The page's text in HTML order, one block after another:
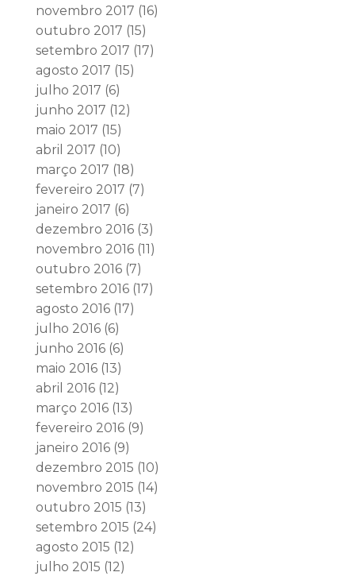
novembro 2017 (16)
outubro 2017 (15)
setembro 2017 (17)
agosto 2017 (15)
julho 2017 (6)
junho 2017 (12)
maio 2017 (15)
abril 2017 (10)
março 2017 (18)
fevereiro 2017 (7)
janeiro 2017 (6)
dezembro 2016(3)
novembro 2016(11)
outubro 2016(7)
setembro 2016(17)
agosto 2016(17)
julho 2016(6)
junho 2016(6)
maio 2016(13)
abril 2016(12)
março 2016(13)
fevereiro 2016(9)
janeiro 2016(9)
dezembro 2015 (10)
novembro 2015 (14)
outubro 2015 (13)
setembro 2015 (24)
agosto 2015 (12)
julho 2015 (12)